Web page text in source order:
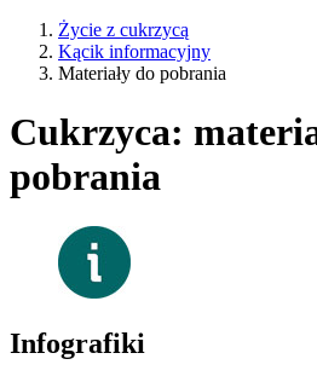
Życie z cukrzycą
Kącik informacyjny
Materiały do pobrania
Cukrzyca:
pobrania
Infografiki